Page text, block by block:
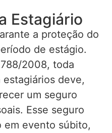
Estagiário
a proteção do
de estágio.
2008, toda
deve,
um seguro
Esse seguro
em evento súbito,